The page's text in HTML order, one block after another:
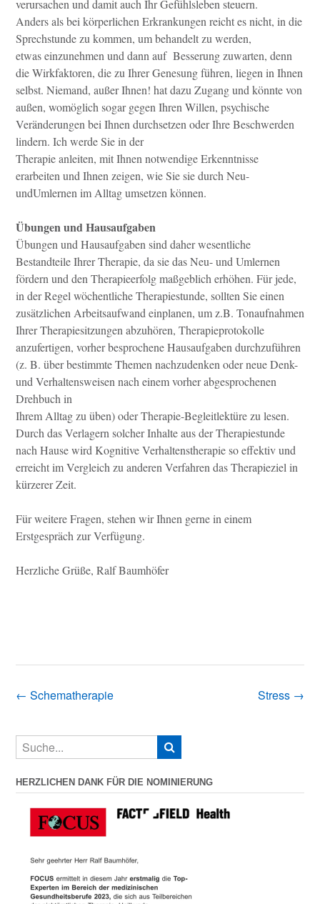
verursachen und damit auch Ihr Gefühlsleben steuern.
Anders als bei körperlichen Erkrankungen reicht es nicht, in die
Sprechstunde zu kommen, um behandelt zu werden,
etwas einzunehmen und dann auf Besserung zuwarten, denn
die Wirkfaktoren, die zu Ihrer Genesung führen, liegen in Ihnen
selbst. Niemand, außer Ihnen! hat dazu Zugang und könnte von
außen, womöglich sogar gegen Ihren Willen, psychische
Veränderungen bei Ihnen durchsetzen oder Ihre Beschwerden
lindern. Ich werde Sie in der
Therapie anleiten, mit Ihnen notwendige Erkenntnisse
erarbeiten und Ihnen zeigen, wie Sie sie durch Neu-
undUmlernen im Alltag umsetzen können.
Übungen und Hausaufgaben
Übungen und Hausaufgaben sind daher wesentliche
Bestandteile Ihrer Therapie, da sie das Neu- und Umlernen
fördern und den Therapieerfolg maßgeblich erhöhen. Für jede,
in der Regel wöchentliche Therapiestunde, sollten Sie einen
zusätzlichen Arbeitsaufwand einplanen, um z.B. Tonaufnahmen
Ihrer Therapiesitzungen abzuhören, Therapieprotokolle
anzufertigen, vorher besprochene Hausaufgaben durchzuführen
(z. B. über bestimmte Themen nachzudenken oder neue Denk-
und Verhaltensweisen nach einem vorher abgesprochenen
Drehbuch in
Ihrem Alltag zu üben) oder Therapie-Begleitlektüre zu lesen.
Durch das Verlagern solcher Inhalte aus der Therapiestunde
nach Hause wird Kognitive Verhaltenstherapie so effektiv und
erreicht im Vergleich zu anderen Verfahren das Therapieziel in
kürzerer Zeit.
Für weitere Fragen, stehen wir Ihnen gerne in einem
Erstgespräch zur Verfügung.
Herzliche Grüße, Ralf Baumhöfer
Post
Stress →
← Schematherapie
HERZLICHEN DANK FÜR DIE NOMINIERUNG